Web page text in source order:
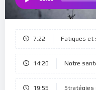
7:22 Fatigues et
14:20 Notre
19:55 Stratégies